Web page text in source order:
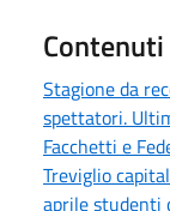
Stagione da
spettatori.
Facchetti e
Treviglio
aprile studenti